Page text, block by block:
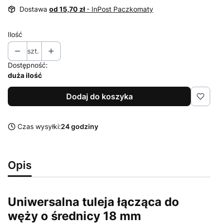
Dostawa od 15,70 zł - InPost Paczkomaty
Ilość
szt.
Dostępność:
duża ilość
Dodaj do koszyka
Czas wysyłki:24 godziny
Opis
Uniwersalna tuleja łącząca do
węży o średnicy 18 mm